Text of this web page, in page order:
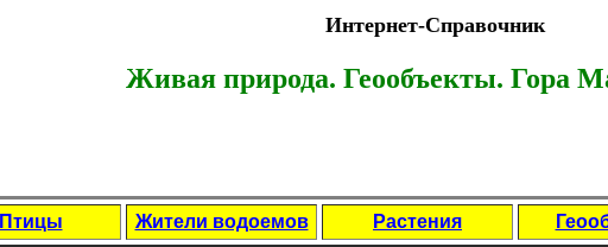
Интернет-Справочник
Живая природа. Геообъекты. Гора
Птицы Жители водоемов Растения